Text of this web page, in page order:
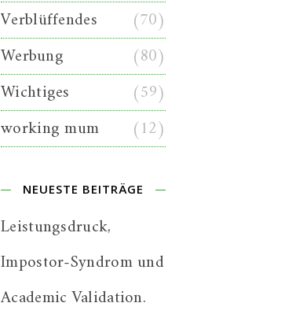
Verblüffendes
(70)
Werbung
(80)
Wichtiges
(59)
working mum
(12)
NEUESTE BEITRÄGE
Leistungsdruck,
Impostor-Syndrom und
Academic Validation.